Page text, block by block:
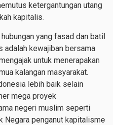
ketergantungan utang
kapitalis.
yang fasad dan batil
adalah kewajiban bersama
untuk menerapakan
kalangan masyarakat.
lebih baik selain
mega proyek
negeri muslim seperti
Negara penganut kapitalisme